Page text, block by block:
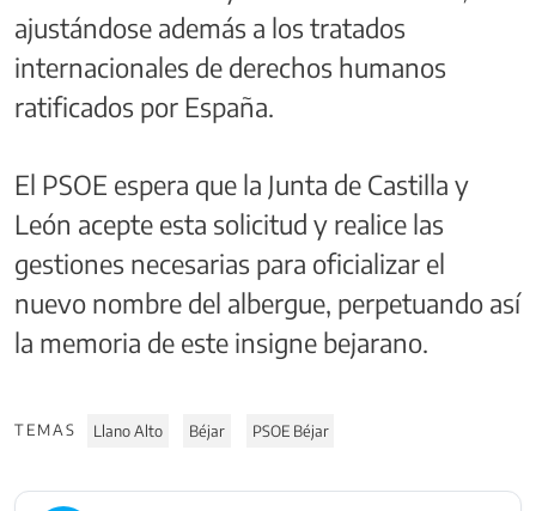
ajustándose además a los tratados
internacionales de derechos humanos
ratificados por España.
El PSOE espera que la Junta de Castilla y
León acepte esta solicitud y realice las
gestiones necesarias para oficializar el
nuevo nombre del albergue, perpetuando así
la memoria de este insigne bejarano.
TEMAS Llano Alto Béjar PSOE Béjar